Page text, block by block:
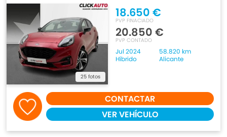
25 fotos
18.650 €
PVP FINACIADO
20.850 €
PVP CONTADO
Jul 2024
58.820 km
Híbrido
Alicante
CONTACTAR
VER VEHÍCULO